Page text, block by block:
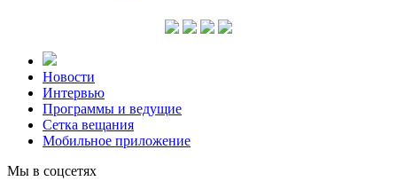
Новости
Интервью
Программы и ведущие
Сетка вещания
Мобильное приложение
Мы в соцсетях